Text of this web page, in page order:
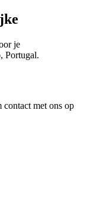
je
Portugal.
contact met ons op